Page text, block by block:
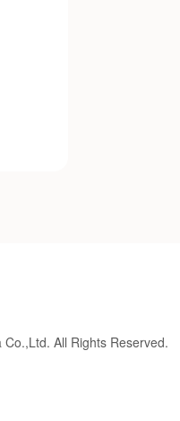
All Rights Reserved.